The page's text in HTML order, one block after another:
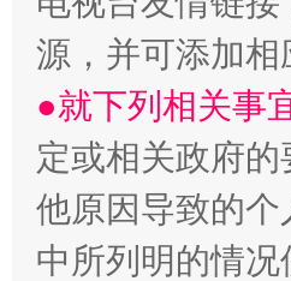
受贿1.44亿！段成刚被判
源，并可添加相
●就下列相关事
定或相关政府
他原因导致的个
中所列明的情